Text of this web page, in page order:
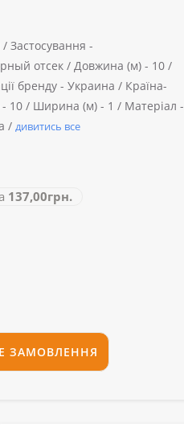
/ Застосування -
отсек / Довжина (м) - 10 /
бренду - Украина / Країна-
10 / Ширина (м) - 1 / Матеріал -
/ дивитись все
137,00грн.
ЗАМОВЛЕННЯ